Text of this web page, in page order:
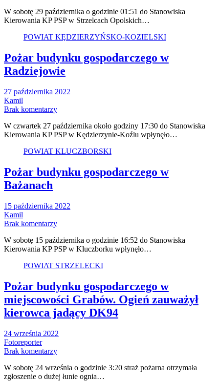
W sobotę 29 października o godzinie 01:51 do Stanowiska
Kierowania KP PSP w Strzelcach Opolskich…
POWIAT KĘDZIERZYŃSKO-KOZIELSKI
Pożar budynku gospodarczego w
Radziejowie
27 października 2022
Kamil
Brak komentarzy
W czwartek 27 października około godziny 17:30 do Stanowiska
Kierowania KP PSP w Kędzierzynie-Koźlu wpłynęło…
POWIAT KLUCZBORSKI
Pożar budynku gospodarczego w
Bażanach
15 października 2022
Kamil
Brak komentarzy
W sobotę 15 października o godzinie 16:52 do Stanowiska
Kierowania KP PSP w Kluczborku wpłynęło…
POWIAT STRZELECKI
Pożar budynku gospodarczego w
miejscowości Grabów. Ogień zauważył
kierowca jadący DK94
24 września 2022
Fotoreporter
Brak komentarzy
W sobotę 24 września o godzinie 3:20 straż pożarna otrzymała
zgłoszenie o dużej łunie ognia…